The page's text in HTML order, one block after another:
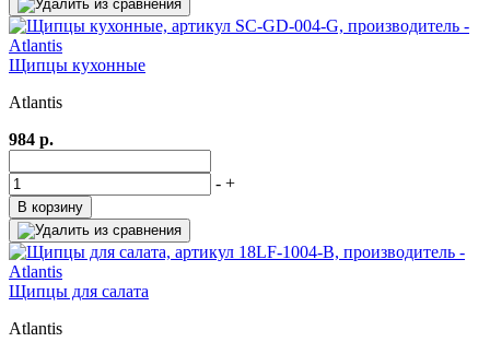
Щипцы кухонные
Atlantis
984 р.
- +
В корзину
Щипцы для салата
Atlantis